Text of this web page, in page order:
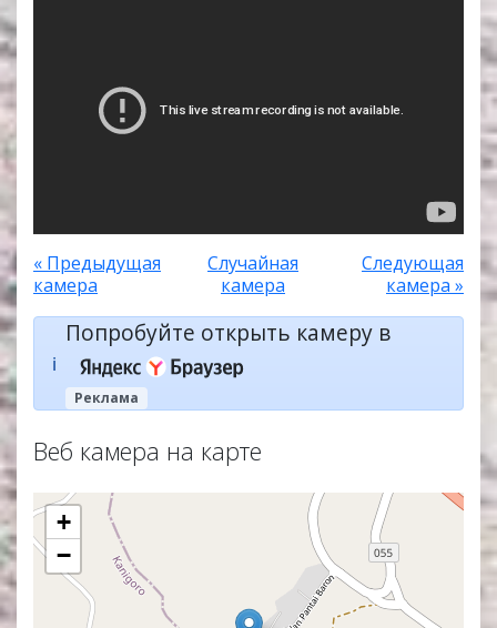
« Предыдущая
камера
Случайная
камера
Следующая
камера »
ℹ️
Попробуйте открыть камеру в
Реклама
Веб камера на карте
+
−